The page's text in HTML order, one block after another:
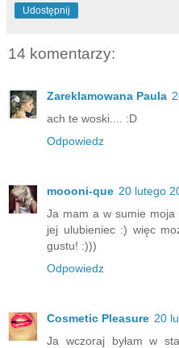
Udostępnij
14 komentarzy:
Zareklamowana Paula
ach te woski.... :D
Odpowiedz
moooni-que 20 lutego
Ja mam a w sumie
jej ulubieniec :) więc
gustu! :)))
Odpowiedz
Cosmetic Pleasure 20
Ja wczoraj byłam w